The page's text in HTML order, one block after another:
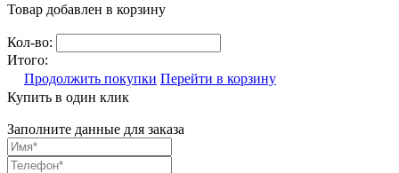
Товар добавлен в корзину
Кол-во:
Итого:
Продолжить покупки Перейти в корзину
Купить в один клик
Заполните данные для заказа